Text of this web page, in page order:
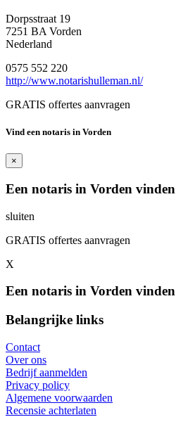
Dorpsstraat 19
7251 BA Vorden
Nederland
0575 552 220
http://www.notarishulleman.nl/
GRATIS offertes aanvragen
Vind een notaris in Vorden
×
Een notaris in Vorden vinden
sluiten
GRATIS offertes aanvragen
X
Een notaris in Vorden vinden
Belangrijke links
Contact
Over ons
Bedrijf aanmelden
Privacy policy
Algemene voorwaarden
Recensie achterlaten